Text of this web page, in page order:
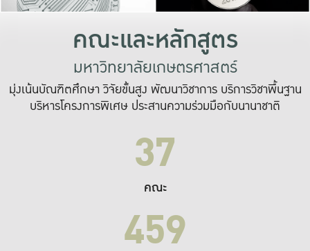
คณะและหลักสูตร
มหาวิทยาลัยเกษตรศาสตร์
มุ่งเน้นบัณฑิตศึกษา วิจัยขั้นสูง พัฒนาวิชาการ บริการวิชาพื้นฐาน
บริหารโครงการพิเศษ ประสานความร่วมมือกับนานาชาติ
37
คณะ
459